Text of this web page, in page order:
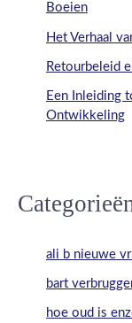
Boeien
Het Verhaal
Retourbeleid
Een Inleiding
Ontwikkeling
ali b nieuwe
bart
hoe oud is